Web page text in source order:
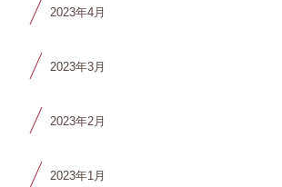
2023年4月
2023年3月
2023年2月
2023年1月